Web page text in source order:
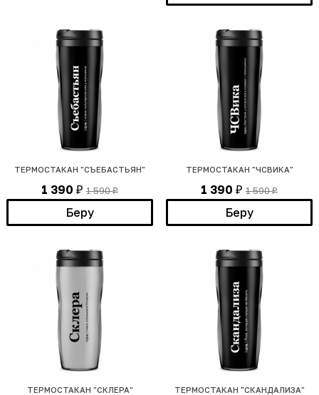
ТЕРМОСТАКАН "СЪЕБАСТЬЯН"
1 390 ₽ 1 590₽
Беру
ТЕРМОСТАКАН "ЧСВИКА"
1 390 ₽ 1 590₽
Беру
ТЕРМОСТАКАН "СКЛЕРА" ТЕРМОСТАКАН "СКАНДАЛИЗА"